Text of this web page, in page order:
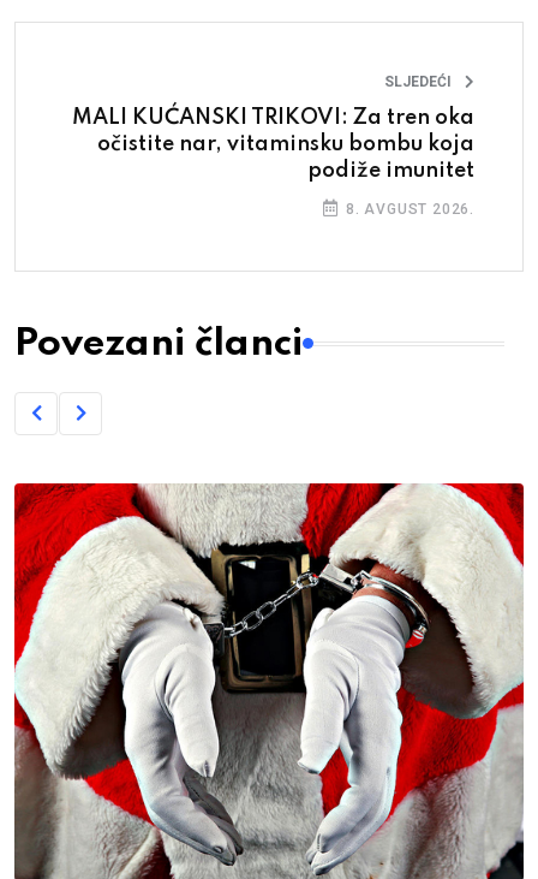
SLJEDEĆI
MALI KUĆANSKI TRIKOVI: Za tren oka
očistite nar, vitaminsku bombu koja
podiže imunitet
8. AVGUST 2026.
Povezani članci